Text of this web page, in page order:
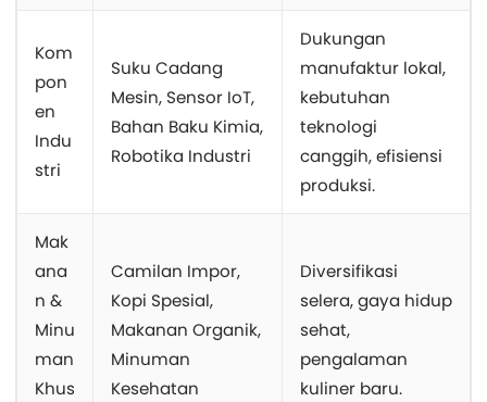
Kom
pon
en
Indu
stri
Suku Cadang
Mesin, Sensor IoT,
Bahan Baku Kimia,
Robotika Industri
Dukungan
manufaktur lokal,
kebutuhan
teknologi
canggih, efisiensi
produksi.
Mak
ana
n &
Minu
man
Khus
Camilan Impor,
Kopi Spesial,
Makanan Organik,
Minuman
Kesehatan
Diversifikasi
selera, gaya hidup
sehat,
pengalaman
kuliner baru.